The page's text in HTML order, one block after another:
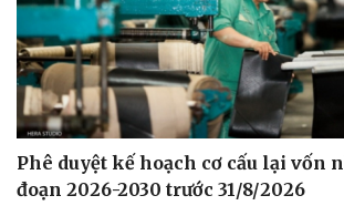
Phê duyệt kế hoạch cơ cấu lại vốn
đoạn 2026-2030 trước 31/8/2026